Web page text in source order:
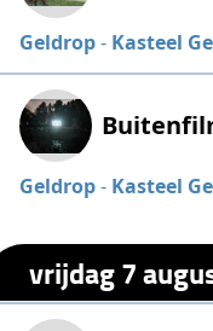
Geldrop- Kasteel
Geldrop- Kasteel
vrijdag 7